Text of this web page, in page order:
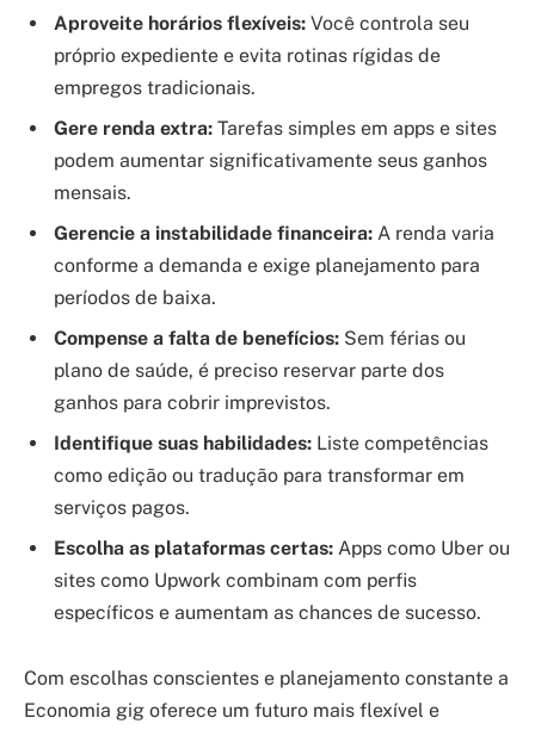
Aproveite horários flexíveis: Você controla seu
próprio expediente e evita rotinas rígidas de
empregos tradicionais.
Gere renda extra: Tarefas simples em apps e sites
podem aumentar significativamente seus ganhos
mensais.
Gerencie a instabilidade financeira: A renda varia
conforme a demanda e exige planejamento para
períodos de baixa.
Compense a falta de benefícios: Sem férias ou
plano de saúde, é preciso reservar parte dos
ganhos para cobrir imprevistos.
Identifique suas habilidades: Liste competências
como edição ou tradução para transformar em
serviços pagos.
Escolha as plataformas certas: Apps como Uber ou
sites como Upwork combinam com perfis
específicos e aumentam as chances de sucesso.
Com escolhas conscientes e planejamento constante a
Economia gig oferece um futuro mais flexível e